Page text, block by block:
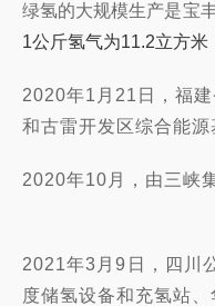
绿氢的大规模生产是宝
1公斤氢气为11.2立方
2020年1月21日，福
和古雷开发区综合能源
2020年10月，由三峡
2021年3月9日，四川
度储氢设备和充氢站